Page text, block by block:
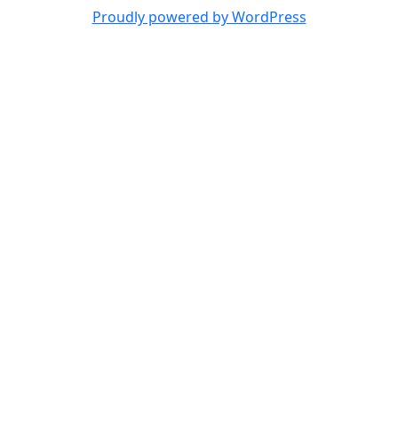
Proudly powered by WordPress